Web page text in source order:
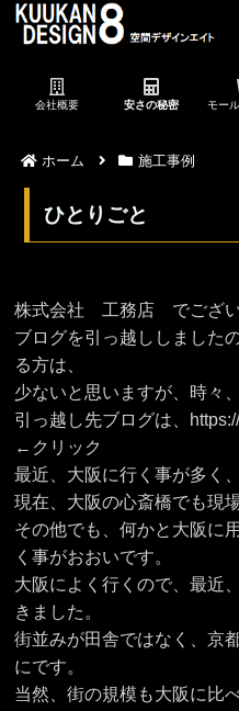
会社概要 安さの秘密 モー
ホーム 施工事例
ひとりごと
株式会社 工務店 でござい
ブログを引っ越ししました
る方は、
少ないと思いますが、時々
引っ越し先ブログは、
←クリック
最近、大阪に行く事が多く
現在、大阪の心斎橋でも現
その他でも、何かと大阪に
く事がおおいです。
大阪によく行くので、最近
きました。
街並みが田舎ではなく、京
にです。
当然、街の規模も大阪に比